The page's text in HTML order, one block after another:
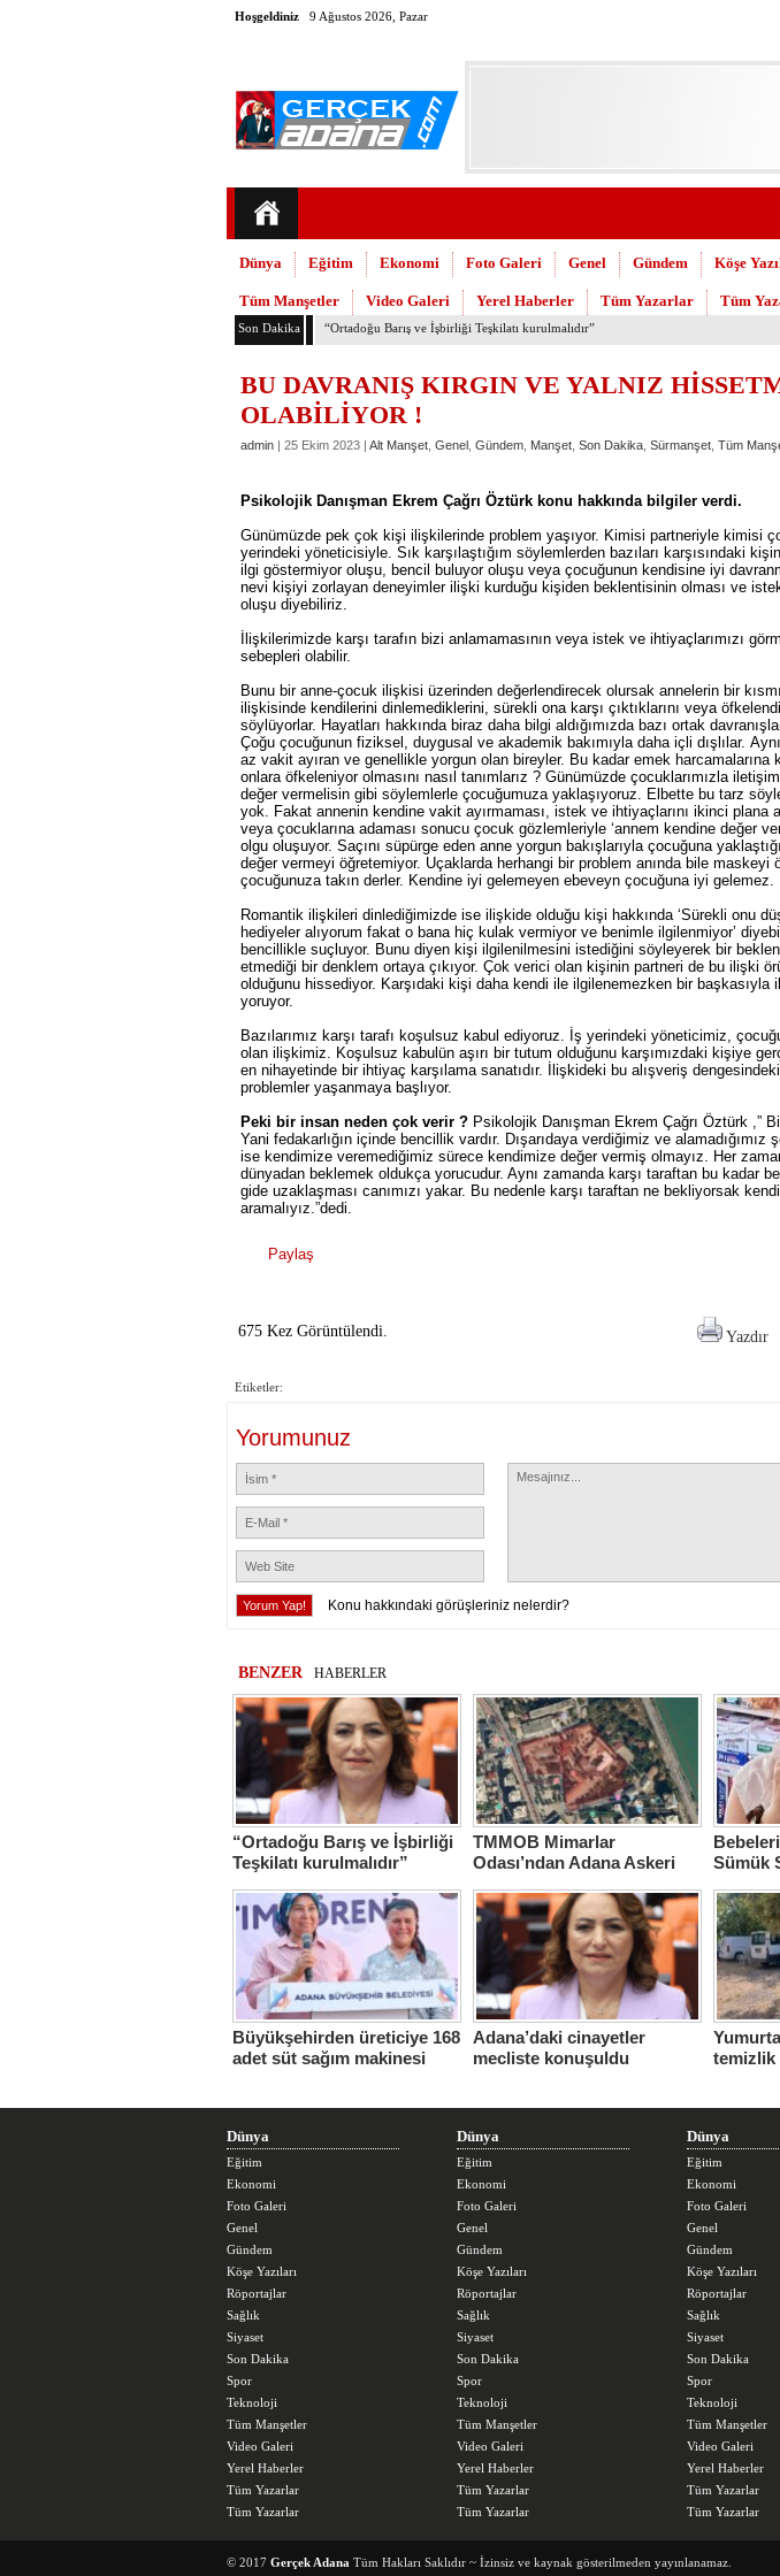
Hoşgeldiniz 9 Ağustos 2026, Pazar
Dünya Eğitim Ekonomi Foto Galeri Genel Gündem Köşe
Tüm Manşetler Video Galeri Yerel Haberler Tüm Yazarlar Tüm
Son Dakika TMMOB Mimarlar Odası’ndan Adana Askeri Hastane için çağrı…
BU DAVRANIŞ KIRGIN VE YALNIZ
OLABİLİYOR !
admin | 25 Ekim 2023 | Alt Manşet Genel Gündem Manşet Son Dakika Sürmanşet Tüm
Psikolojik Danışman Ekrem Çağrı Öztürk konu hakkında bilgiler verdi.
Günümüzde pek çok kişi ilişkilerinde problem yaşıyor. Kimisi partneriyle kimisi
yerindeki yöneticisiyle. Sık karşılaştığım söylemlerden bazıları karşısındaki
ilgi göstermiyor oluşu, bencil buluyor oluşu veya çocuğunun kendisine iyi
nevi kişiyi zorlayan deneyimler ilişki kurduğu kişiden beklentisinin olması ve
oluşu diyebiliriz.
İlişkilerimizde karşı tarafın bizi anlamamasının veya istek ve ihtiyaçlarımızı
sebepleri olabilir.
Bunu bir anne-çocuk ilişkisi üzerinden değerlendirecek olursak annelerin bir
ilişkisinde kendilerini dinlemediklerini, sürekli ona karşı çıktıklarını veya
söylüyorlar. Hayatları hakkında biraz daha bilgi aldığımızda bazı ortak
Çoğu çocuğunun fiziksel, duygusal ve akademik bakımıyla daha içli dışlılar.
az vakit ayıran ve genellikle yorgun olan bireyler. Bu kadar emek harcamalarına
onlara öfkeleniyor olmasını nasıl tanımlarız ? Günümüzde çocuklarımızla
değer vermelisin gibi söylemlerle çocuğumuza yaklaşıyoruz. Elbette bu tarz
yok. Fakat annenin kendine vakit ayırmaması, istek ve ihtiyaçlarını ikinci plana
veya çocuklarına adaması sonucu çocuk gözlemleriyle ‘annem kendine değer
olgu oluşuyor. Saçını süpürge eden anne yorgun bakışlarıyla çocuğuna
değer vermeyi öğretemiyor. Uçaklarda herhangi bir problem anında bile maskeyi
çocuğunuza takın derler. Kendine iyi gelemeyen ebeveyn çocuğuna iyi gelemez.
Romantik ilişkileri dinlediğimizde ise ilişkide olduğu kişi hakkında ‘Sürekli onu
hediyeler alıyorum fakat o bana hiç kulak vermiyor ve benimle ilgilenmiyor’
bencillikle suçluyor. Bunu diyen kişi ilgilenilmesini istediğini söyleyerek bir
etmediği bir denklem ortaya çıkıyor. Çok verici olan kişinin partneri de bu ilişki
olduğunu hissediyor. Karşıdaki kişi daha kendi ile ilgilenemezken bir başkasıyla
yoruyor.
Bazılarımız karşı tarafı koşulsuz kabul ediyoruz. İş yerindeki yöneticimiz,
olan ilişkimiz. Koşulsuz kabulün aşırı bir tutum olduğunu karşımızdaki kişiye
en nihayetinde bir ihtiyaç karşılama sanatıdır. İlişkideki bu alışveriş
problemler yaşanmaya başlıyor.
Peki bir insan neden çok verir ? Psikolojik Danışman Ekrem Çağrı Öztürk ,”
Yani fedakarlığın içinde bencillik vardır. Dışarıdaya verdiğimiz ve alamadığımız
ise kendimize veremediğimiz sürece kendimize değer vermiş olmayız. Her
dünyadan beklemek oldukça yorucudur. Aynı zamanda karşı taraftan bu kadar
gide uzaklaşması canımızı yakar. Bu nedenle karşı taraftan ne bekliyorsak
aramalıyız.”dedi.
Paylaş
675 Kez Görüntülendi. Yazdır
Etiketler:
Yorumunuz
Konu hakkındaki görüşleriniz nelerdir?
BENZER HABERLER
“Ortadoğu Barış ve İşbirliği
Teşkilatı kurulmalıdır”
TMMOB Mimarlar
Odası’ndan Adana Askeri
Sümük
Büyükşehirden üreticiye 168
adet süt sağım makinesi
Adana’daki cinayetler
mecliste konuşuldu
temizlik
Dünya
Eğitim
Ekonomi
Foto Galeri
Genel
Gündem
Köşe Yazıları
Röportajlar
Sağlık
Siyaset
Son Dakika
Spor
Teknoloji
Tüm Manşetler
Video Galeri
Yerel Haberler
Tüm Yazarlar
Tüm Yazarlar
Dünya
Eğitim
Ekonomi
Foto Galeri
Genel
Gündem
Köşe Yazıları
Röportajlar
Sağlık
Siyaset
Son Dakika
Spor
Teknoloji
Tüm Manşetler
Video Galeri
Yerel Haberler
Tüm Yazarlar
Tüm Yazarlar
Dünya
Eğitim
Ekonomi
Foto Galeri
Genel
Gündem
Köşe Yazıları
Röportajlar
Sağlık
Siyaset
Son Dakika
Spor
Teknoloji
Tüm Manşetler
Video Galeri
Yerel Haberler
Tüm Yazarlar
Tüm Yazarlar
© 2017 Gerçek Adana Tüm Hakları Saklıdır ~ İzinsiz ve kaynak gösterilmeden yayınlanamaz.